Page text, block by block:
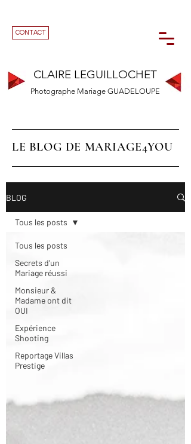
CLAIRE LEGUILLOCHET
Photographe Mariage GUADELOUPE
CONTACT
LE BLOG DE MARIAGE4YOU
BLOG
Tous les posts
Secrets d'un
Mariage réussi
Monsieur &
Madame ont dit
OUI
Expérience
Shooting
Reportage Villas
Prestige
Tous les posts